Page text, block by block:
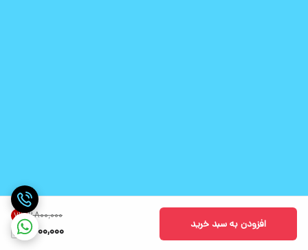
۲٬۸۰۰٬۰۰۰ 7%
2,600,000 افزودن به سبد خرید